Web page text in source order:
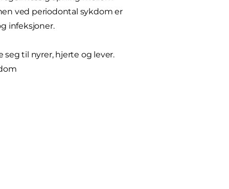
ved periodontal sykdom er
infeksjoner.
til nyrer, hjerte og lever.